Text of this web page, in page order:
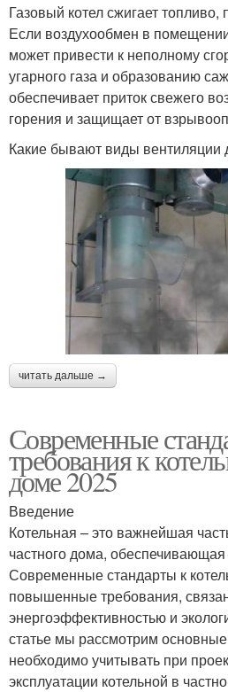
Газовый котел сжигает топливо,
Если воздухообмен в
может привести к неполному
угарного газа и образованию
обеспечивает приток свежего
горения и защищает от
Какие бывают виды вентиляции
читать дальше →
Современные
требования к
доме 2025
Введение
Котельная – это важнейшая
частного дома,
Современные стандарты к
повышенные требования,
энергоэффективностью и
статье мы рассмотрим
необходимо учитывать при
эксплуатации котельной в